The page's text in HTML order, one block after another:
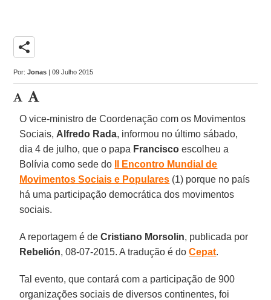
share
Por:Jonas | 09 Julho 2015
O vice-ministro de Coordenação com os Movimentos
Sociais, Alfredo Rada, informou no último sábado,
dia 4 de julho, que o papa Francisco escolheu a
Bolívia como sede do
II Encontro Mundial de
Movimentos Sociais e Populares (1) porque no país
há uma participação democrática dos movimentos
sociais.
A reportagem é deCristiano Morsolin, publicada por
Rebelión, 08-07-2015. A tradução é doCepat.
Tal evento, que contará com a participação de 900
organizações sociais de diversos continentes, foi